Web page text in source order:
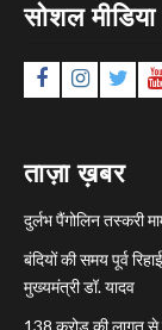
सोशल
Facebook
ताज़ा ख़बर
दुर्लभ पैंगोलिन तस्करी
बंदियों की समय पूर्व
मुख्यमंत्री डॉ. यादव
138 करोड़ की लागत से